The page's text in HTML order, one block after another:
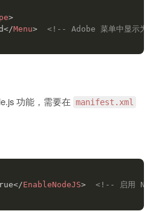
>
</Menu>
<!-- Adobe 菜单中显示
功能，需要在 manifest.xml
</EnableNodeJS>
<!-- 启用